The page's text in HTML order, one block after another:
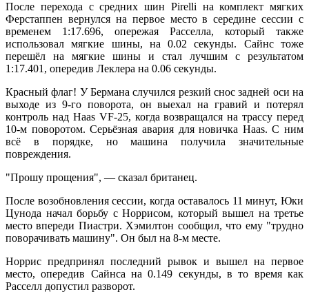
После перехода с средних шин Pirelli на комплект мягких
Ферстаппен вернулся на первое место в середине сессии с
временем 1:17.696, опережая Расселла, который также
использовал мягкие шины, на 0.02 секунды. Сайнс тоже
перешёл на мягкие шины и стал лучшим с результатом
1:17.401, опередив Леклера на 0.06 секунды.
Красный флаг! У Бермана случился резкий снос задней оси на
выходе из 9-го поворота, он выехал на гравий и потерял
контроль над Haas VF-25, когда возвращался на трассу перед
10-м поворотом. Серьёзная авария для новичка Haas. С ним
всё в порядке, но машина получила значительные
повреждения.
"Прошу прощения", — сказал британец.
После возобновления сессии, когда оставалось 11 минут, Юки
Цунода начал борьбу с Норрисом, который вышел на третье
место впереди Пиастри. Хэмилтон сообщил, что ему "трудно
поворачивать машину". Он был на 8-м месте.
Норрис предпринял последний рывок и вышел на первое
место, опередив Сайнса на 0.149 секунды, в то время как
Расселл допустил разворот.